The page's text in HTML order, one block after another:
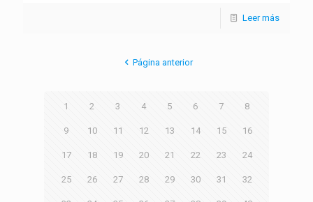
Leer más
Página anterior
1 2 3 4 5 6 7 8
9 10 11 12 13 14 15 16
17 18 19 20 21 22 23 24
25 26 27 28 29 30 31 32